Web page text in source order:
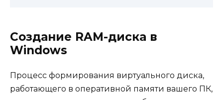
Создание RAM-диска в
Windows
Процесс формирования виртуального диска,
работающего в оперативной памяти вашего ПК,